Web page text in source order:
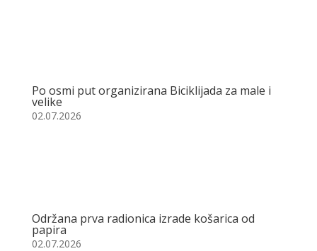
Po osmi put organizirana Biciklijada za male i
velike
02.07.2026
Održana prva radionica izrade košarica od
papira
02.07.2026